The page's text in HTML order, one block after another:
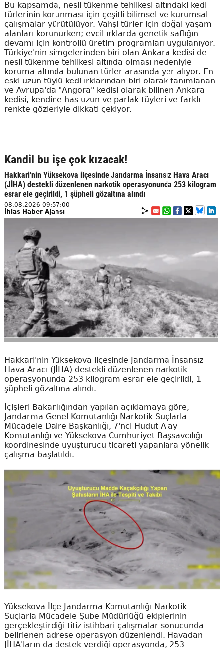
Bu kapsamda, nesli tükenme tehlikesi altındaki kedi
türlerinin korunması için çeşitli bilimsel ve kurumsal
çalışmalar yürütülüyor. Vahşi türler için doğal yaşam
alanları korunurken; evcil ırklarda genetik saflığın
devamı için kontrollü üretim programları uygulanıyor.
Türkiye'nin simgelerinden biri olan Ankara kedisi de
nesli tükenme tehlikesi altında olması nedeniyle
koruma altında bulunan türler arasında yer alıyor. En
eski uzun tüylü kedi ırklarından biri olarak tanımlanan
ve Avrupa'da "Angora" kedisi olarak bilinen Ankara
kedisi, kendine has uzun ve parlak tüyleri ve farklı
renkte gözleriyle dikkati çekiyor.
Kandil bu işe çok kızacak!
Hakkari'nin Yüksekova ilçesinde Jandarma İnsansız Hava Aracı
(JİHA) destekli düzenlenen narkotik operasyonunda 253 kilogram
esrar ele geçirildi, 1 şüpheli gözaltına alındı
08.08.2026 09:57:00
İhlas Haber Ajansı
Hakkari'nin Yüksekova ilçesinde Jandarma İnsansız
Hava Aracı (JİHA) destekli düzenlenen narkotik
operasyonunda 253 kilogram esrar ele geçirildi, 1
şüpheli gözaltına alındı.
İçişleri Bakanlığından yapılan açıklamaya göre,
Jandarma Genel Komutanlığı Narkotik Suçlarla
Mücadele Daire Başkanlığı, 7'nci Hudut Alay
Komutanlığı ve Yüksekova Cumhuriyet Başsavcılığı
koordinesinde uyuşturucu ticareti yapanlara yönelik
çalışma başlatıldı.
Yüksekova İlçe Jandarma Komutanlığı Narkotik
Suçlarla Mücadele Şube Müdürlüğü ekiplerinin
gerçekleştirdiği titiz istihbari çalışmalar sonucunda
belirlenen adrese operasyon düzenlendi. Havadan
JİHA'ların da destek verdiği operasyonda, 253